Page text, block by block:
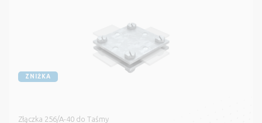
ZNIŻKA
Złączka 256/A-40 do Taśmy